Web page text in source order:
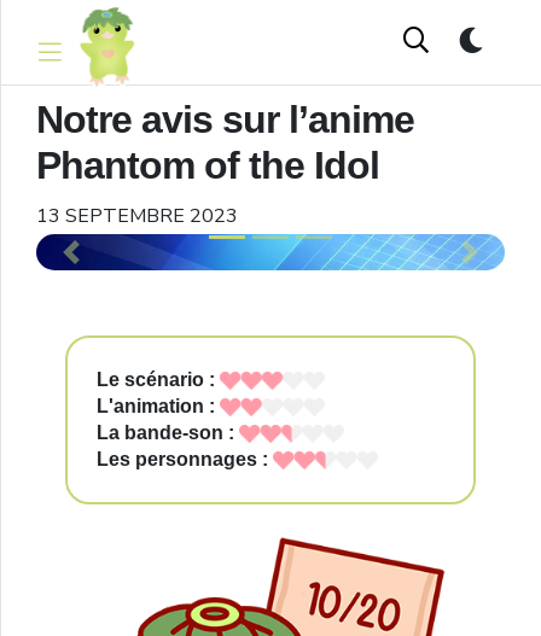
Notre avis sur l’anime
Phantom of the Idol
13 SEPTEMBRE 2023
Previous
Next
Le scénario :
L'animation :
La bande-son :
Les personnages :